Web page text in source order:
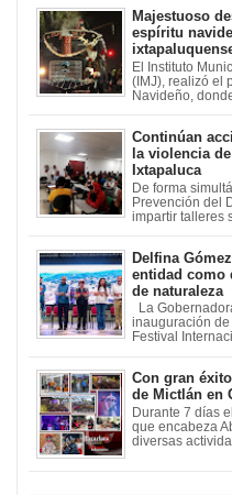
Majestuoso
espíritu
El Instituto
(IMJ), realizó el
Navideño, donde
Continúan
la violencia
Ixtapaluca
De forma
Prevención del
impartir talleres
Delfina
entidad como
de naturaleza
La
inauguración de
Festival
Con gran
de Mictlán en
Durante 7 días
que encabeza
diversas